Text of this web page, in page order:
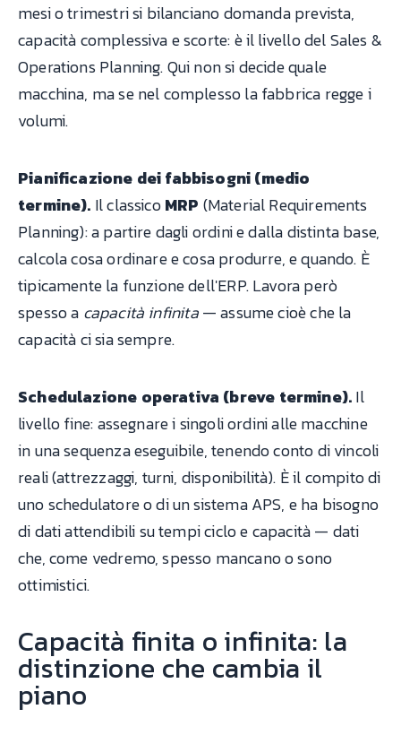
mesi o trimestri si bilanciano domanda prevista,
capacità complessiva e scorte: è il livello del Sales &
Operations Planning. Qui non si decide quale
macchina, ma se nel complesso la fabbrica regge i
volumi.
Pianificazione dei fabbisogni (medio
termine). Il classicoMRP (Material Requirements
Planning): a partire dagli ordini e dalla distinta base,
calcola cosa ordinare e cosa produrre, e quando. È
tipicamente la funzione dell'ERP. Lavora però
spesso a capacità infinita— assume cioè che la
capacità ci sia sempre.
Schedulazione operativa (breve termine).Il
livello fine: assegnare i singoli ordini alle macchine
in una sequenza eseguibile, tenendo conto di vincoli
reali (attrezzaggi, turni, disponibilità). È il compito di
uno schedulatore o di un sistema APS, e ha bisogno
di dati attendibili su tempi ciclo e capacità — dati
che, come vedremo, spesso mancano o sono
ottimistici.
Capacità finita o infinita: la
distinzione che cambia il
piano